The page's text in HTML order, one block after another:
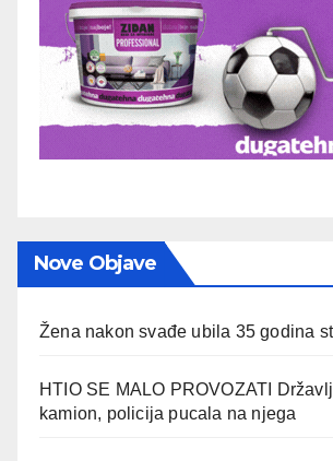
Nove Objave
Žena nakon svađe ubila 35 godina
HTIO SE MALO PROVOZATI
kamion, policija pucala na njega